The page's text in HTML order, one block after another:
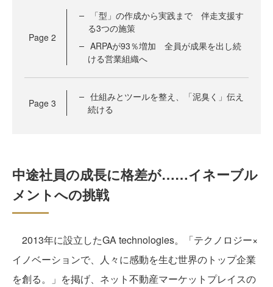
Page 2
「型」の作成から実践まで 伴走支援す
る3つの施策
ARPAが93％増加 全員が成果を出し続
ける営業組織へ
Page 3
仕組みとツールを整え、「泥臭く」伝え
続ける
中途社員の成長に格差が……イネーブル
メントへの挑戦
2013年に設立したGA technologies。「テクノロジー×
イノベーションで、人々に感動を生む世界のトップ企業
を創る。」を掲げ、ネット不動産マーケットプレイスの